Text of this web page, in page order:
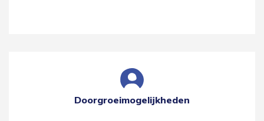
Doorgroeimogelijkheden